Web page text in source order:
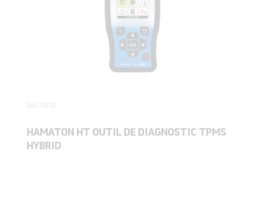
5627500
HAMATON HT OUTIL DE DIAGNOSTIC TPMS
HYBRID